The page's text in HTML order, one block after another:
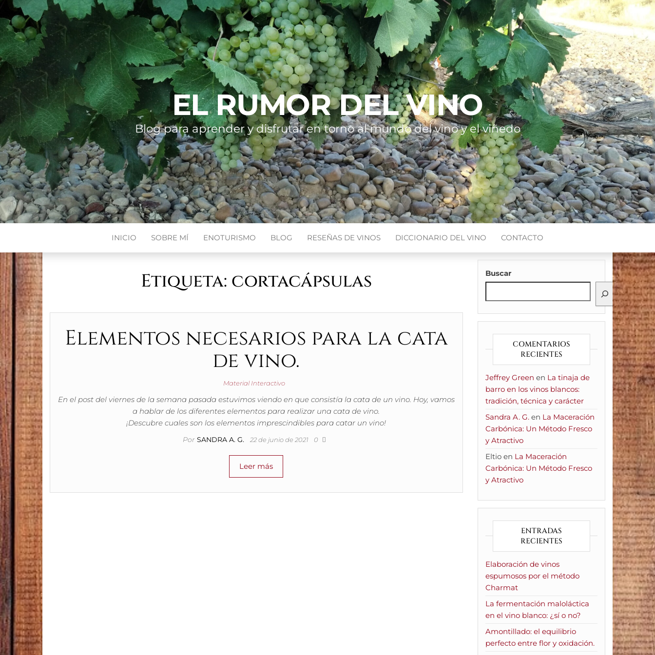
EL RUMOR DEL VINO
Blog para aprender y disfrutar en torno al mundo del vino y el viñedo
INICIO SOBRE MÍ ENOTURISMO BLOG RESEÑAS DE VINOS DICCIONARIO DEL VINO CONTACTO
Etiqueta: cortacápsulas
Elementos necesarios para la cata
de vino.
Material Interactivo
En el post del viernes de la semana pasada estuvimos viendo en que consistía la cata de un vino. Hoy, vamos
a hablar de los diferentes elementos para realizar una cata de vino.
¡Descubre cuales son los elementos imprescindibles para catar un vino!
Por SANDRA A. G. 22 de junio de 2021 0
Leer más
Buscar
COMENTARIOS
RECIENTES
Jeffrey Green en La tinaja de
barro en los vinos blancos:
tradición, técnica y carácter
Sandra A. G.en La Maceración
Carbónica: Un Método Fresco
y Atractivo
Eltioen La Maceración
Carbónica: Un Método Fresco
y Atractivo
ENTRADAS
RECIENTES
Elaboración de vinos
espumosos por el método
Charmat
La fermentación maloláctica
en el vino blanco: ¿sí o no?
Amontillado: el equilibrio
perfecto entre flor y oxidación.